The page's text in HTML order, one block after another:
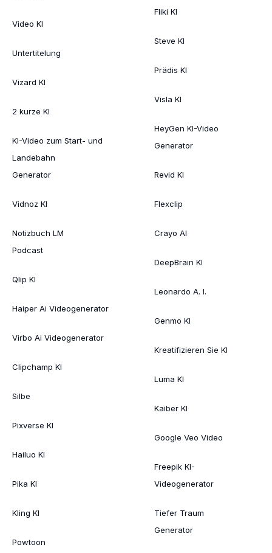
Video KI
Untertitelung
Vizard KI
2 kurze KI
KI-Video zum Start- und
Landebahn
Generator
Vidnoz KI
Notizbuch LM
Podcast
Qlip KI
Haiper Ai Videogenerator
Virbo Ai Videogenerator
Clipchamp KI
Silbe
Pixverse KI
Hailuo KI
Pika KI
Kling KI
Powtoon
Fliki KI
Steve KI
Prädis KI
Visla KI
HeyGen KI-Video
Generator
Revid KI
Flexclip
Crayo AI
DeepBrain KI
Leonardo A. I.
Genmo KI
Kreatifizieren Sie KI
Luma KI
Kaiber KI
Google Veo Video
Freepik KI-
Videogenerator
Tiefer Traum
Generator